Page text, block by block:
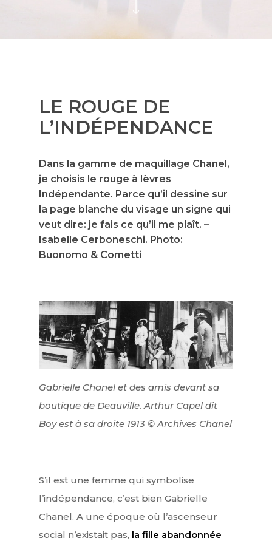
LE ROUGE DE
L’INDÉPENDANCE
Dans la gamme de maquillage Chanel,
je choisis le rouge à lèvres
Indépendante. Parce qu’il dessine sur
la page blanche du visage un signe qui
veut dire: je fais ce qu’il me plaît. –
Isabelle Cerboneschi. Photo:
Buonomo & Cometti
Gabrielle Chanel et des amis devant sa
boutique de Deauville. Arthur Capel dit
Boy est à sa droite 1913 © Archives Chanel
S’il est une femme qui symbolise
l’indépendance, c’est bien Gabrielle
Chanel. A une époque où l’ascenseur
social n’existait pas, la fille abandonnée